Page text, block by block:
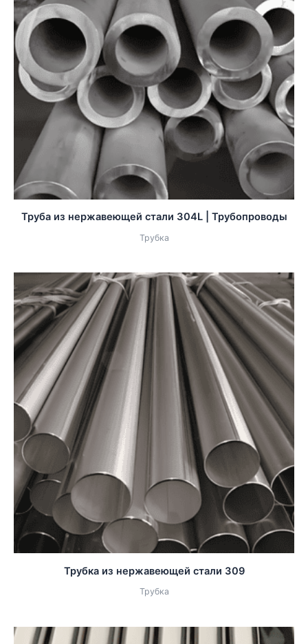
Труба из нержавеющей стали 304L | Трубопроводы
Трубка
Трубка из нержавеющей стали 309
Трубка